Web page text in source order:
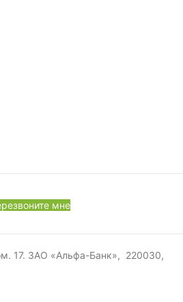
мне
17. ЗАО «Альфа-Банк», 220030,